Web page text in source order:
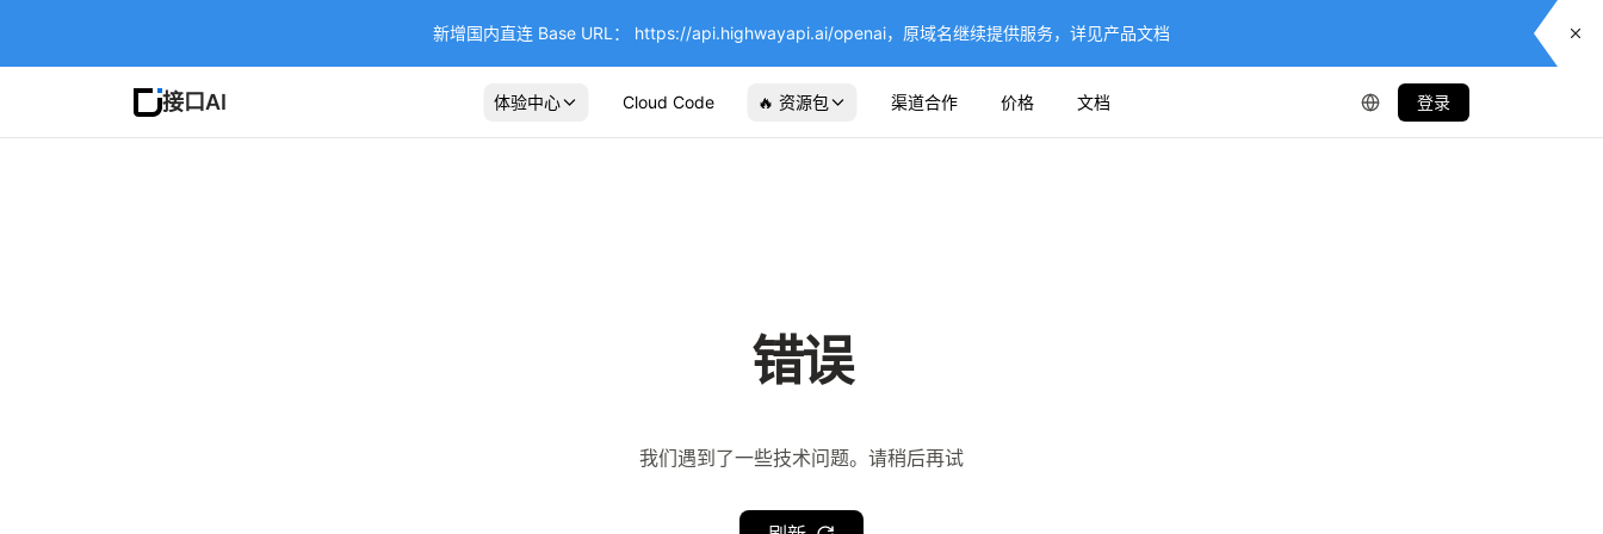
新增国内直连 Base URL： https://api.highwayapi.ai/openai，原域名继续提供服务，详见产品文档
接口AI 体验中心 Cloud Code 🔥 资源包 渠道合作 价格 文档 登录
错误
我们遇到了一些技术问题。请稍后再试